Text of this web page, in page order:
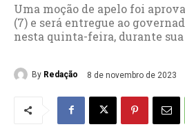
Uma moção de apelo foi
(7) e será entregue ao
nesta quinta-feira, durante
By Redação 8 de novembro de 2023